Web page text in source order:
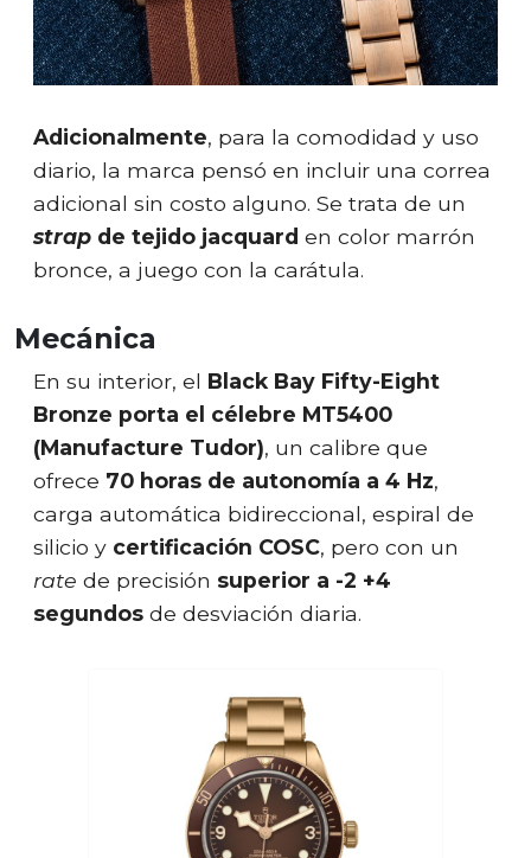
Adicionalmente, para la comodidad y uso
diario, la marca pensó en incluir una correa
adicional sin costo alguno. Se trata de un
strap de tejido jacquard en color marrón
bronce, a juego con la carátula.
Mecánica
En su interior, el Black Bay Fifty-Eight
Bronze porta el célebre MT5400
(Manufacture Tudor), un calibre que
ofrece 70 horas de autonomía a 4 Hz,
carga automática bidireccional, espiral de
silicio y certificación COSC, pero con un
rate de precisión superior a -2 +4
segundos de desviación diaria.